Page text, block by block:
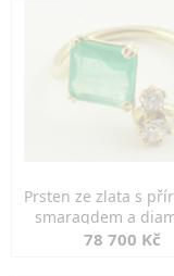
Prsten ze zlata s
smaragdem a
78 700 Kč